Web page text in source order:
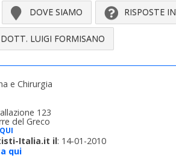
DOVE SIAMO RISPOSTE
LUIGI FORMISANO
e Chirurgia
123
del Greco
Italia.it il: 14-01-2010
qui